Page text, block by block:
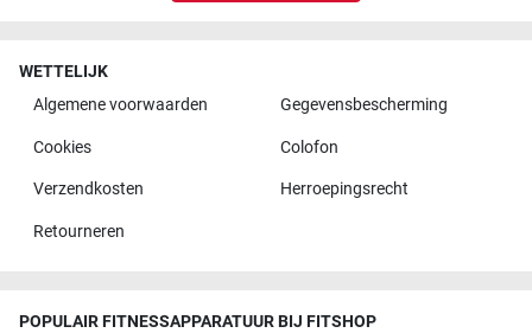
WETTELIJK
Algemene voorwaarden
Gegevensbescherming
Cookies Colofon
Verzendkosten Herroepingsrecht
Retourneren
POPULAIR FITNESSAPPARATUUR BIJ FITSHOP